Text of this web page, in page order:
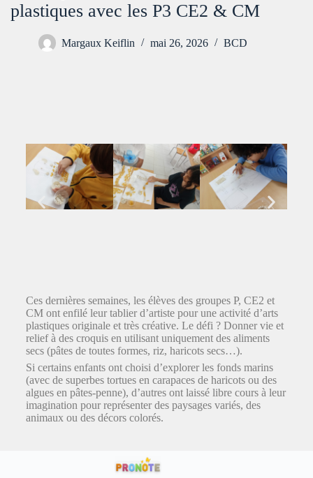
plastiques avec les P3 CE2 & CM
Margaux Keiflin mai 26, 2026 BCD
Ces dernières semaines, les élèves des groupes P, CE2 et
CM ont enfilé leur tablier d’artiste pour une activité d’arts
plastiques originale et très créative. Le défi ? Donner vie et
relief à des croquis en utilisant uniquement des aliments
secs (pâtes de toutes formes, riz, haricots secs…).
Si certains enfants ont choisi d’explorer les fonds marins
(avec de superbes tortues en carapaces de haricots ou des
algues en pâtes-penne), d’autres ont laissé libre cours à leur
imagination pour représenter des paysages variés, des
animaux ou des décors colorés.